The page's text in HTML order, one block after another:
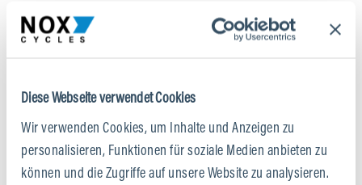
Diese Webseite verwendet Cookies
Wir verwenden Cookies, um Inhalte und Anzeigen zu
personalisieren, Funktionen für soziale Medien anbieten zu
können und die Zugriffe auf unsere Website zu analysieren.